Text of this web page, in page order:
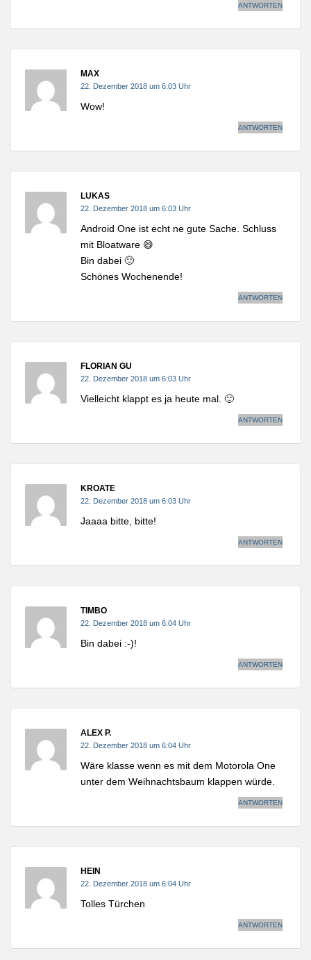
ANTWORTEN
MAX
22. Dezember 2018 um 6:03 Uhr
Wow!
ANTWORTEN
LUKAS
22. Dezember 2018 um 6:03 Uhr
Android One ist echt ne gute Sache. Schluss
mit Bloatware 😄
Bin dabei 🙂
Schönes Wochenende!
ANTWORTEN
FLORIAN GU
22. Dezember 2018 um 6:03 Uhr
Vielleicht klappt es ja heute mal. 🙂
ANTWORTEN
KROATE
22. Dezember 2018 um 6:03 Uhr
Jaaaa bitte, bitte!
ANTWORTEN
TIMBO
22. Dezember 2018 um 6:04 Uhr
Bin dabei :-)!
ANTWORTEN
ALEX P.
22. Dezember 2018 um 6:04 Uhr
Wäre klasse wenn es mit dem Motorola One
unter dem Weihnachtsbaum klappen würde.
ANTWORTEN
HEIN
22. Dezember 2018 um 6:04 Uhr
Tolles Türchen
ANTWORTEN